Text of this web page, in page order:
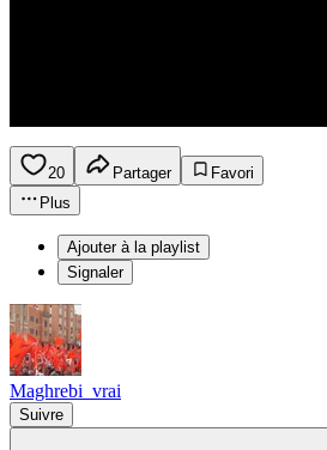
20 Partager
Favori
Plus
Ajouter à la playlist
Signaler
Maghrebi_vrai
Suivre